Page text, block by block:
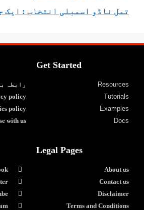
تمل ناڈو اسمبلی انتخاب : ایک
Get Started
Resources
Tutorials
Examples
Docs
رابطہ
policy
policy
with us
Legal Pages
About us
Contact us
Disclaimer
Terms and Conditions